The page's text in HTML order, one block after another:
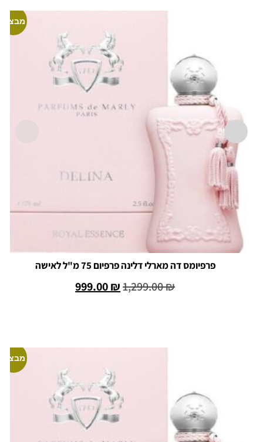
מבצע!
פרפיומס דה מארלי דלינה פרפיום 75 מ"ל לאישה
1,299.00₪
999.00₪
מבצע!